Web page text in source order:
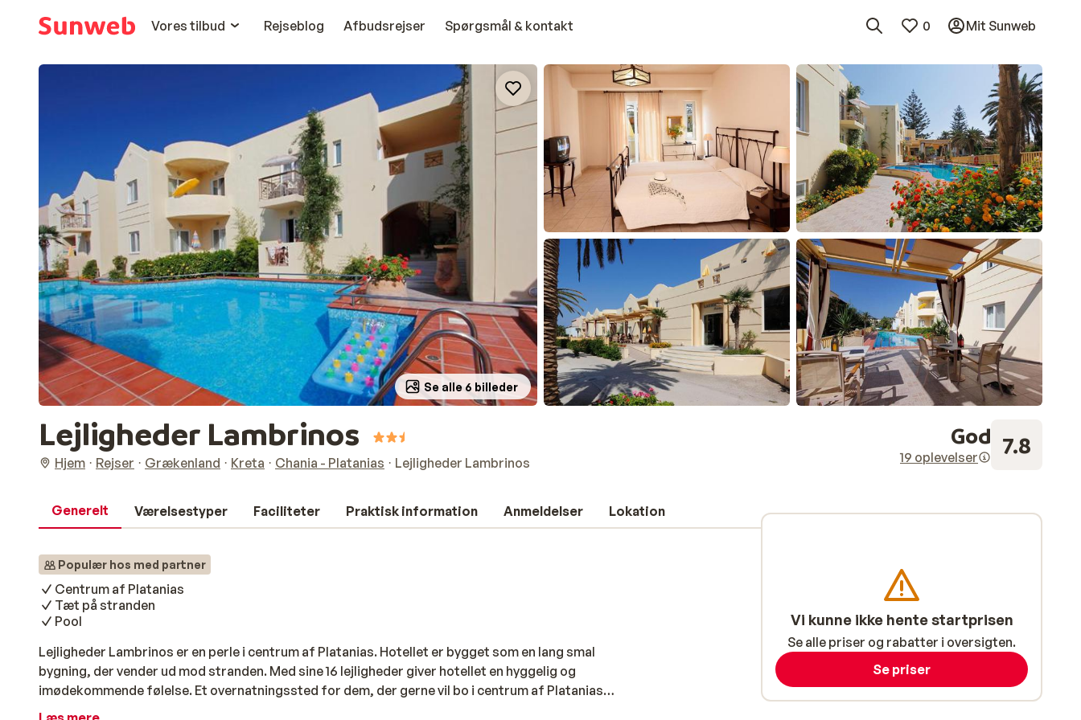
Vores tilbud
Rejseblog Afbudsrejser Spørgsmål & kontakt 0 Mit Sunweb
Se alle 6 billeder
Lejligheder Lambrinos
Hjem Rejser Grækenland Kreta Chania - Platanias Lejligheder Lambrinos
God
19 oplevelser 7.8
Generelt Værelsestyper Faciliteter Praktisk information Anmeldelser Lokation
Populær hos med partner
Centrum af Platanias
Tæt på stranden
Pool
Lejligheder Lambrinos er en perle i centrum af Platanias. Hotellet er bygget som en lang smal
bygning, der vender ud mod stranden. Med sine 16 lejligheder giver hotellet en hyggelig og
imødekommende følelse. Et overnatningssted for dem, der gerne vil bo i centrum af Platanias
tæt på svømning, god mad og alt det andet, som dette område byder på. Hotellet har en lille
Vi kunne ikke hente startprisen
Se alle priser og rabatter i oversigten.
Se priser